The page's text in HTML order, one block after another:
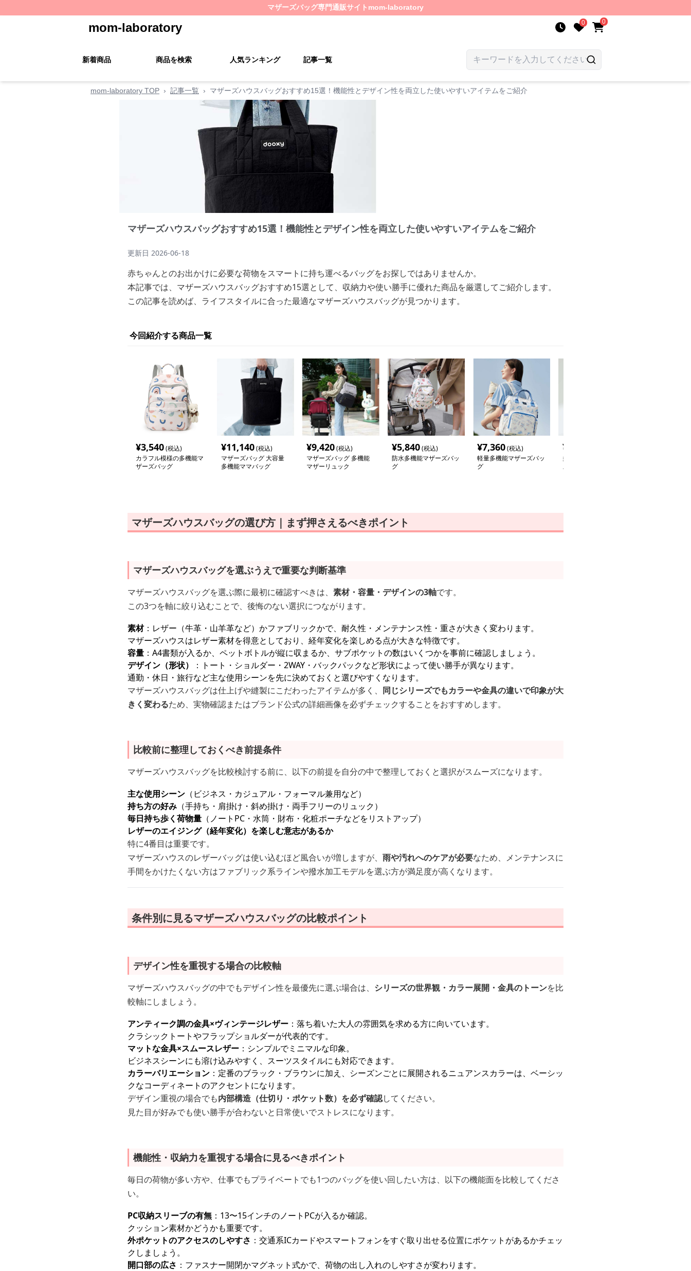
マザーズバッグ専門通販サイト mom-laboratory
mom-laboratory 0 0
新着商品 商品を検索 人気ランキング 記事一覧
mom-laboratory TOP › 記事一覧 › マザーズハウスバッグおすすめ15選！機能性とデザイン性を両立した使いやすいアイテムをご紹介
マザーズハウスバッグおすすめ15選！機能性とデザイン性を両立した使いやすいアイテムをご紹介
更新日 2026-06-18
赤ちゃんとのお出かけに必要な荷物をスマートに持ち運べるバッグをお探しではありませんか。
本記事では、マザーズハウスバッグおすすめ15選として、収納力や使い勝手に優れた商品を厳選してご紹介します。
この記事を読めば、ライフスタイルに合った最適なマザーズハウスバッグが見つかります。
今回紹介する商品一覧
¥3,540(税込)
カラフル模様の多機能マ
ザーズバッグ
¥11,140(税込)
マザーズバッグ 大容量
多機能ママバッグ
¥9,420(税込)
マザーズバッグ 多機能
マザーリュック
¥5,840(税込)
防水多機能マザーズバッ
グ
¥7,360(税込)
軽量多機能マザーズバッ
グ
¥
多機能イラスト柄マザー
ズバッグ
マザーズハウスバッグの選び方｜まず押さえるべきポイント
マザーズハウスバッグを選ぶうえで重要な判断基準
マザーズハウスバッグを選ぶ際に最初に確認すべきは、 素材・容量・デザインの3軸です。
この3つを軸に絞り込むことで、後悔のない選択につながります。
素材：レザー（牛革・山羊革など）かファブリックかで、耐久性・メンテナンス性・重さが大きく変わります。
マザーズハウスはレザー素材を得意としており、経年変化を楽しめる点が大きな特徴です。
容量 ：A4書類が入るか、ペットボトルが縦に収まるか、サブポケットの数はいくつかを事前に確認しましょう。
デザイン（形状）
：トート・ショルダー・2WAY・バックパックなど形状によって使い勝手が異なります。
通勤・休日・旅行など主な使用シーンを先に決めておくと選びやすくなります。
マザーズハウスバッグは仕上げや縫製にこだわったアイテムが多く、 同じシリーズでもカラーや金具の違いで印象が大
きく変わるため、実物確認またはブランド公式の詳細画像を必ずチェックすることをおすすめします。
比較前に整理しておくべき前提条件
マザーズハウスバッグを比較検討する前に、以下の前提を自分の中で整理しておくと選択がスムーズになります。
主な使用シーン （ビジネス・カジュアル・フォーマル兼用など）
持ち方の好み （手持ち・肩掛け・斜め掛け・両手フリーのリュック）
毎日持ち歩く荷物量 （ノートPC・水筒・財布・化粧ポーチなどをリストアップ）
レザーのエイジング（経年変化）を楽しむ意志があるか
特に4番目は重要です。
マザーズハウスのレザーバッグは使い込むほど風合いが増しますが、 雨や汚れへのケアが必要なため、メンテナンスに
手間をかけたくない方はファブリック系ラインや撥水加工モデルを選ぶ方が満足度が高くなります。
条件別に見るマザーズハウスバッグの比較ポイント
デザイン性を重視する場合の比較軸
マザーズハウスバッグの中でもデザイン性を最優先に選ぶ場合は、 シリーズの世界観・カラー展開・金具のトーンを比
較軸にしましょう。
アンティーク調の金具×ヴィンテージレザー ：落ち着いた大人の雰囲気を求める方に向いています。
クラシックトートやフラップショルダーが代表的です。
マットな金具×スムースレザー ：シンプルでミニマルな印象。
ビジネスシーンにも溶け込みやすく、スーツスタイルにも対応できます。
カラーバリエーション ：定番のブラック・ブラウンに加え、シーズンごとに展開されるニュアンスカラーは、ベーシッ
クなコーディネートのアクセントになります。
デザイン重視の場合でも内部構造（仕切り・ポケット数）を必ず確認してください。
見た目が好みでも使い勝手が合わないと日常使いでストレスになります。
機能性・収納力を重視する場合に見るべきポイント
毎日の荷物が多い方や、仕事でもプライベートでも1つのバッグを使い回したい方は、以下の機能面を比較してくださ
い。
PC収納スリーブの有無 ：13〜15インチのノートPCが入るか確認。
クッション素材かどうかも重要です。
外ポケットのアクセスのしやすさ ：交通系ICカードやスマートフォンをすぐ取り出せる位置にポケットがあるかチェッ
クしましょう。
開口部の広さ ：ファスナー開閉かマグネット式かで、荷物の出し入れのしやすさが変わります。